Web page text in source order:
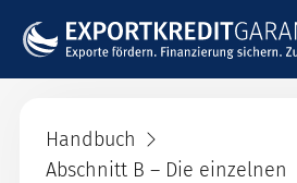
Handbuch
Abschnitt B – Die einzelnen